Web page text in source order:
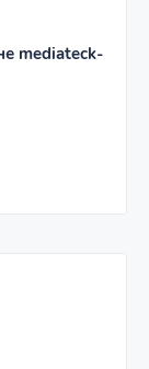
mediateck-